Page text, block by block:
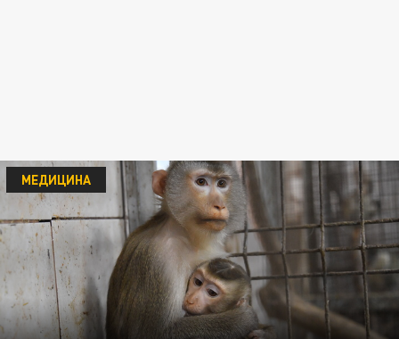
МЕДИЦИНА